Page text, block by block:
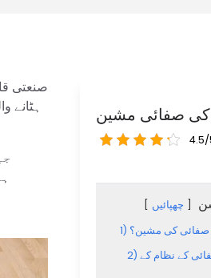
صنعتی
کی صفائی مشین
4.5/
چھپائیں
1) صفائی کی مشین؟
2) کے نظام کے